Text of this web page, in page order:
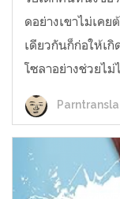
ดอย่างเขาไม่เค
เดียวกันก็ก่อให้เ
โซลาอย่างช่วยไม่